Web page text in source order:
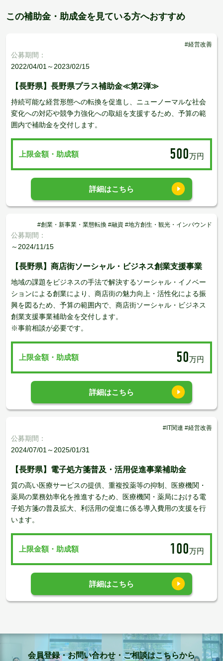
この補助金・助成金を見ている方へおすすめ
#経営改善
公募期間：
2022/04/01～2023/02/15
【長野県】長野県プラス補助金≪第2弾≫
持続可能な経営形態への転換を促進し、ニューノーマルな社会
変化への対応や競争力強化への取組を支援するため、予算の範
囲内で補助金を交付します。
上限金額・助成額 500万円
詳細はこちら
#創業・新事業・業態転換 #融資 #地方創生・観光・インバウンド
公募期間：
～2024/11/15
【長野県】商店街ソーシャル・ビジネス創業支援事業
地域の課題をビジネスの手法で解決するソーシャル・イノベー
ションによる創業により、商店街の魅力向上・活性化による振
興を図るため、予算の範囲内で、商店街ソーシャル・ビジネス
創業支援事業補助金を交付します。
※事前相談が必要です。
上限金額・助成額 50万円
詳細はこちら
#IT関連 #経営改善
公募期間：
2024/07/01～2025/01/31
【長野県】電子処方箋普及・活用促進事業補助金
質の高い医療サービスの提供、重複投薬等の抑制、医療機関・
薬局の業務効率化を推進するため、医療機関・薬局における電
子処方箋の普及拡大、利活用の促進に係る導入費用の支援を行
います。
上限金額・助成額 100万円
詳細はこちら
会員登録・お問い合わせ・ご相談はこちらから